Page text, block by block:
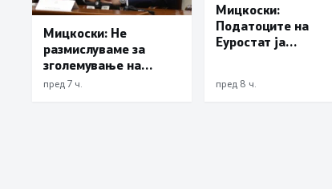
Мицкоски: Не
размислуваме за
зголемување на
цената на
пред 7 ч.
Мицкоски:
Податоците на
Еуростат ја
пред 8 ч.